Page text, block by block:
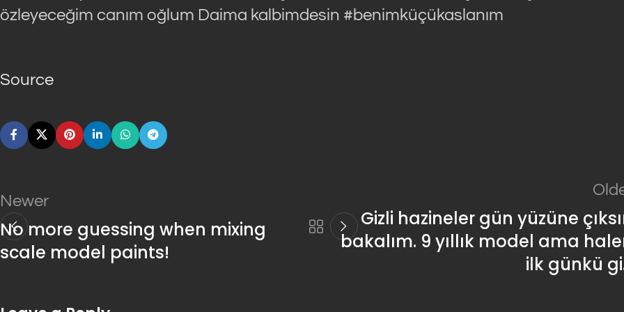
özleyeceğim canım oğlum Daima kalbimdesin #benimküçükaslanım
Source
Newer
No more guessing when mixing
scale model paints!
Gizli hazineler gün yüzüne
bakalım. 9 yıllık model ama
ilk günkü